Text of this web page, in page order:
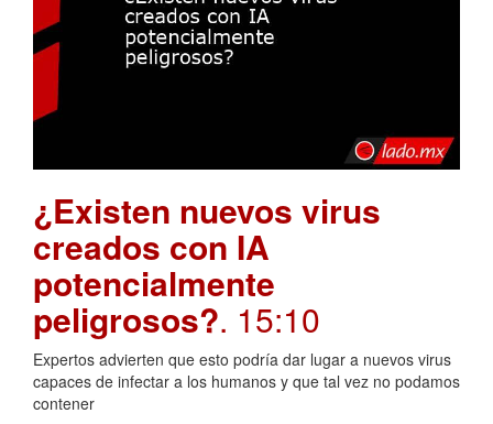
¿Existen nuevos virus
creados con IA
potencialmente
peligrosos?. 15:10
Expertos advierten que esto podría dar lugar a nuevos virus
capaces de infectar a los humanos y que tal vez no podamos
contener